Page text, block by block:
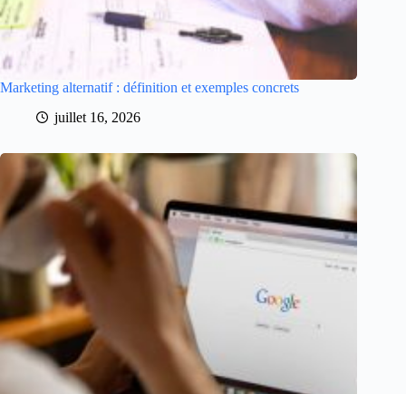
Marketing alternatif : définition et exemples concrets
juillet 16, 2026